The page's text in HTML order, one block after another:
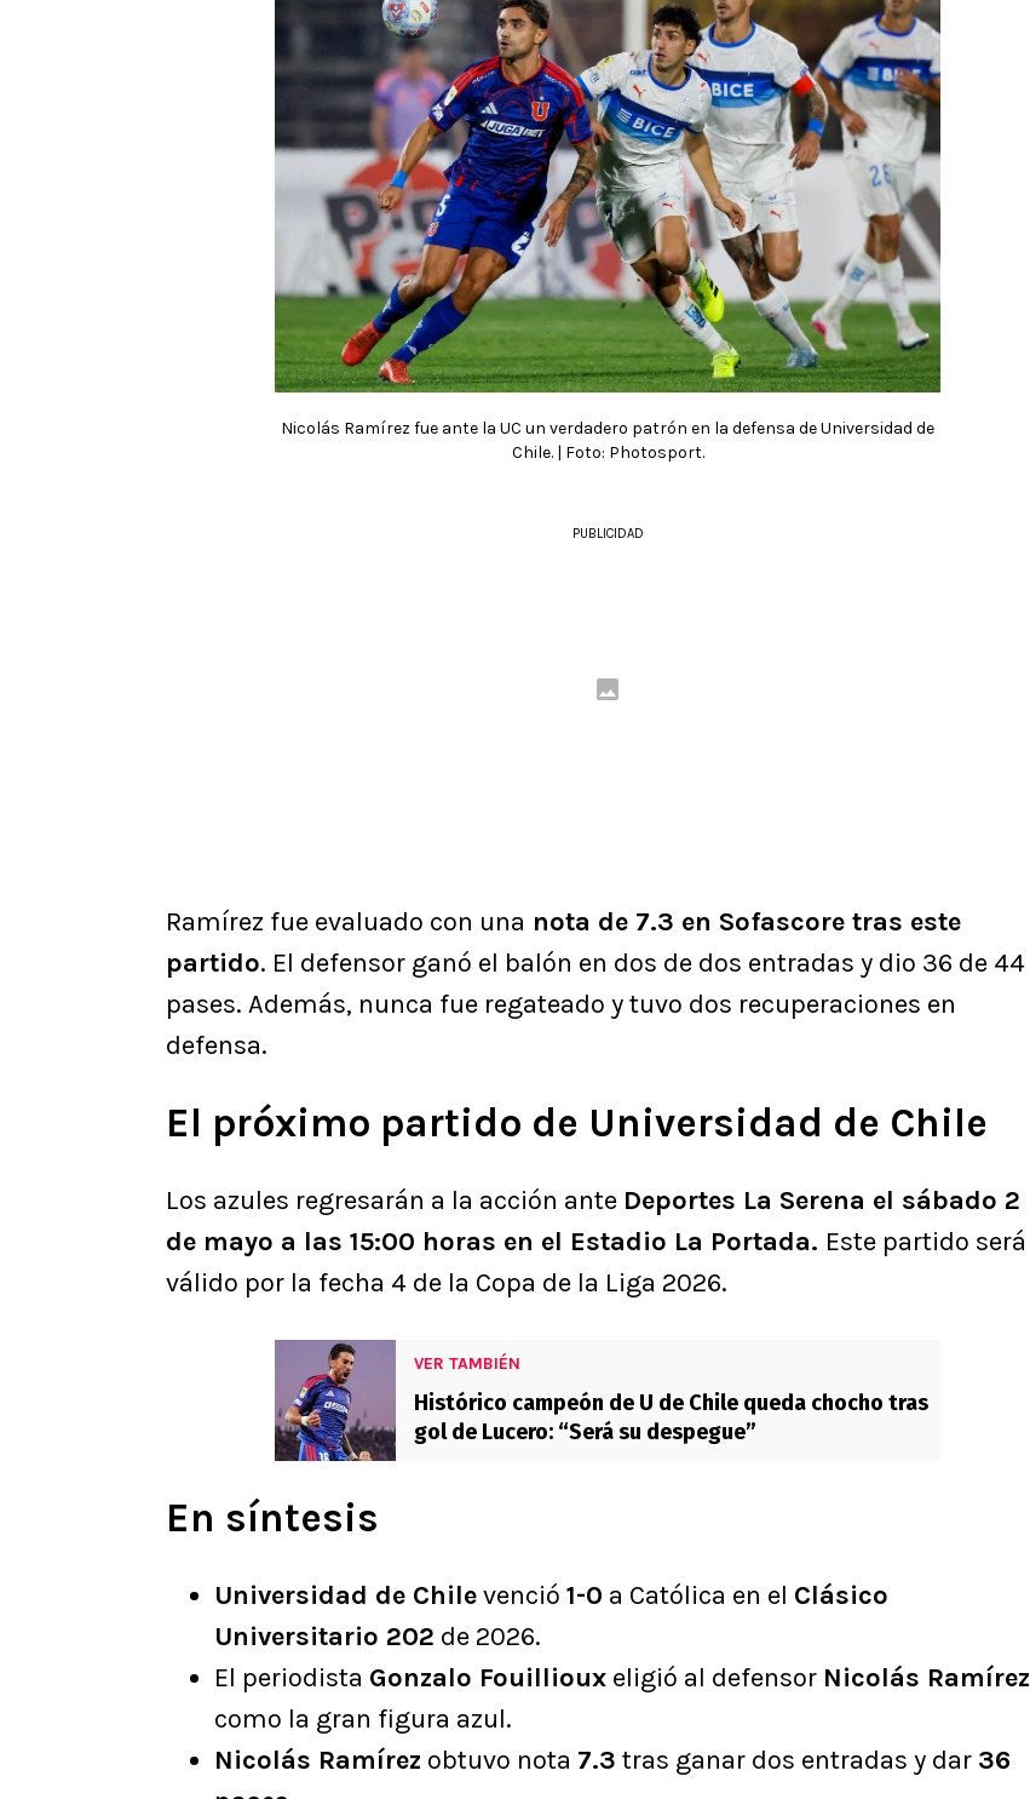
Nicolás Ramírez fue ante la UC un verdadero patrón en la defensa de Universidad de
Chile. | Foto: Photosport.
PUBLICIDAD
Ramírez fue evaluado con una nota de 7.3 en Sofascore tras este
partido. El defensor ganó el balón en dos de dos entradas y dio 36 de 44
pases. Además, nunca fue regateado y tuvo dos recuperaciones en
defensa.
El próximo partido de Universidad de Chile
Los azules regresarán a la acción ante Deportes La Serena el sábado 2
de mayo a las 15:00 horas en el Estadio La Portada. Este partido será
válido por la fecha 4 de la Copa de la Liga 2026.
VER TAMBIÉN
Histórico campeón de U de Chile queda chocho tras
gol de Lucero: “Será su despegue”
En síntesis
Universidad de Chilevenció 1-0 a Católica en el Clásico
Universitario 202 de 2026.
El periodista Gonzalo Fouillioux eligió al defensor Nicolás Ramírez
como la gran figura azul.
Nicolás Ramírez obtuvo nota 7.3 tras ganar dos entradas y dar 36